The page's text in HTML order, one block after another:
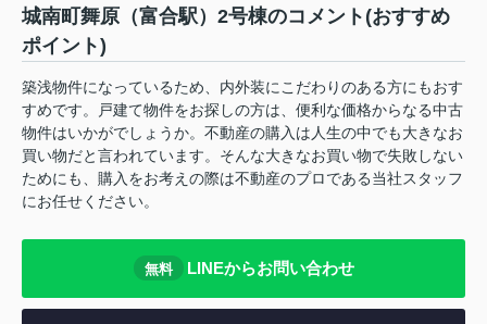
城南町舞原（富合駅）2号棟のコメント(おすすめ
ポイント)
築浅物件になっているため、内外装にこだわりのある方にもおす
すめです。戸建て物件をお探しの方は、便利な価格からなる中古
物件はいかがでしょうか。不動産の購入は人生の中でも大きなお
買い物だと言われています。そんな大きなお買い物で失敗しない
ためにも、購入をお考えの際は不動産のプロである当社スタッフ
にお任せください。
無料 LINEからお問い合わせ